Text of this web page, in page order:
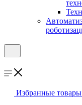
Избранные товары